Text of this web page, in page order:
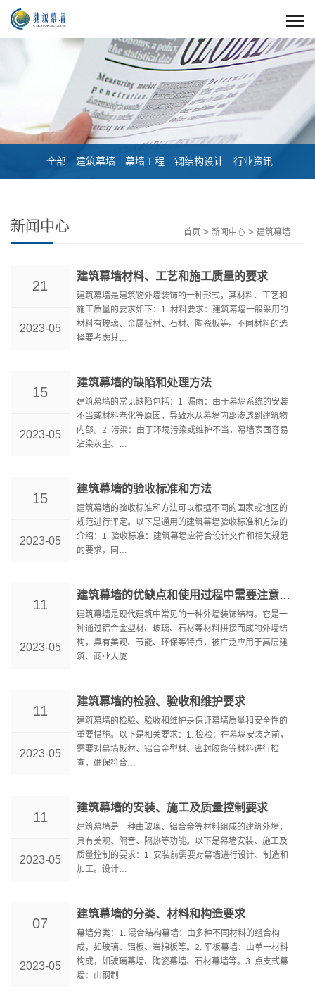
全部 建筑幕墙 幕墙工程 钢结构设计 行业资讯
新闻中心 首页 > 新闻中心 > 建筑幕墙
21
2023-05
建筑幕墙材料、工艺和施工质量的要求
建筑幕墙是建筑物外墙装饰的一种形式，其材料、工艺和
施工质量的要求如下：1. 材料要求：建筑幕墙一般采用的
材料有玻璃、金属板材、石材、陶瓷板等。不同材料的选
择要考虑其…
15
2023-05
建筑幕墙的缺陷和处理方法
建筑幕墙的常见缺陷包括：1. 漏雨：由于幕墙系统的安装
不当或材料老化等原因，导致水从幕墙内部渗透到建筑物
内部。2. 污染：由于环境污染或维护不当，幕墙表面容易
沾染灰尘、…
15
2023-05
建筑幕墙的验收标准和方法
建筑幕墙的验收标准和方法可以根据不同的国家或地区的
规范进行评定。以下是通用的建筑幕墙验收标准和方法的
介绍：1. 验收标准：建筑幕墙应符合设计文件和相关规范
的要求，同…
11
2023-05
建筑幕墙的优缺点和使用过程中需要注意的事项总结
建筑幕墙是现代建筑中常见的一种外墙装饰结构。它是一
种通过铝合金型材、玻璃、石材等材料拼接而成的外墙结
构，具有美观、节能、环保等特点，被广泛应用于高层建
筑、商业大厦…
11
2023-05
建筑幕墙的检验、验收和维护要求
建筑幕墙的检验、验收和维护是保证幕墙质量和安全性的
重要措施。以下是相关要求：1. 检验：在幕墙安装之前，
需要对幕墙板材、铝合金型材、密封胶条等材料进行检
查，确保符合…
11
2023-05
建筑幕墙的安装、施工及质量控制要求
建筑幕墙是一种由玻璃、铝合金等材料组成的建筑外墙，
具有美观、隔音、隔热等功能。以下是幕墙安装、施工及
质量控制的要求：1. 安装前需要对幕墙进行设计、制造和
加工。设计…
07
2023-05
建筑幕墙的分类、材料和构造要求
幕墙分类：1. 混合结构幕墙：由多种不同材料的组合构
成，如玻璃、铝板、岩棉板等。2. 平板幕墙：由单一材料
构成，如玻璃幕墙、陶瓷幕墙、石材幕墙等。3. 点支式幕
墙：由钢制…